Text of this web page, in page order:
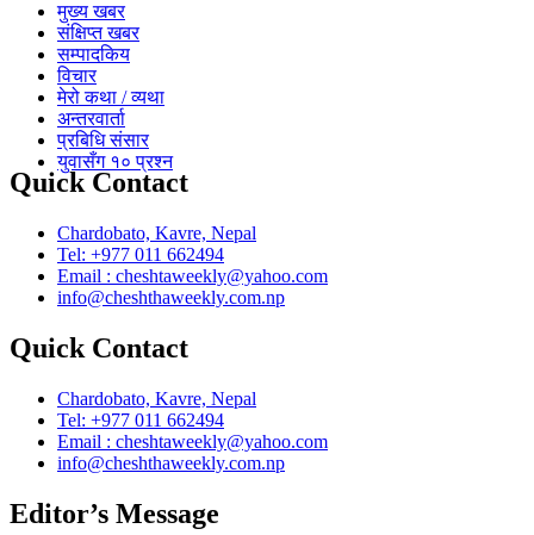
मुख्य खबर
संक्षिप्त खबर
सम्पादकिय
विचार
मेरो कथा / व्यथा
अन्तरवार्ता
प्रबिधि संसार
युवासँग १० प्रश्न
Quick Contact
Chardobato, Kavre, Nepal
Tel: +977 011 662494
Email : cheshtaweekly@yahoo.com
info@cheshthaweekly.com.np
Quick Contact
Chardobato, Kavre, Nepal
Tel: +977 011 662494
Email : cheshtaweekly@yahoo.com
info@cheshthaweekly.com.np
Editor’s Message